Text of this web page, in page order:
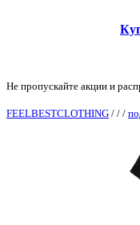
Не пропускайте акции и
FEELBESTCLOTHING / / /